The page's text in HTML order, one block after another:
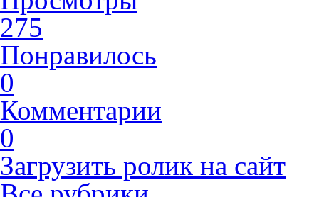
275
Понравилось
0
Комментарии
0
Загрузить ролик на сайт